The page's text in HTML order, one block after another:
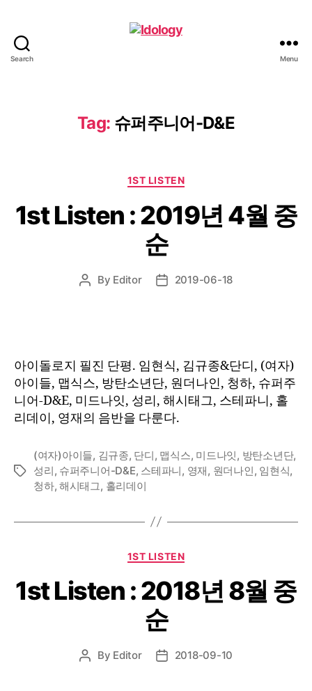
Search Menu
Tag: 슈퍼주니어-D&E
Categories
1ST LISTEN
1st Listen : 2019년 4월 중
순
Post
By Editor
Post2019-06-18
아이돌로지 필진 단평. 임현식, 김규종&단디, (여자)
아이들, 맵식스, 방탄소년단, 원더나인, 청하, 슈퍼주
니어-D&E, 미드나잇, 성리, 해시태그, 스테파니, 홀
리데이, 영재의 음반을 다룬다.
Tags
(여자)아이들, 김규종, 단디, 맵식스, 미드나잇, 방탄소년단,
성리, 슈퍼주니어-D&E, 스테파니, 영재, 원더나인, 임현식,
청하, 해시태그, 홀리데이
Categories
1ST LISTEN
1st Listen : 2018년 8월 중
순
Post
By Editor
Post2018-09-10